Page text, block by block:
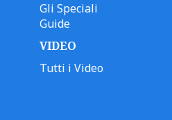
Gli Speciali
Guide
VIDEO
Tutti i Video